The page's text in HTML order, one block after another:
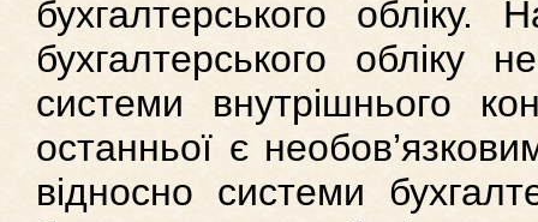
бухгалтерського
бухгалтерського
системи внутрішнього
останньої є
відносно системи